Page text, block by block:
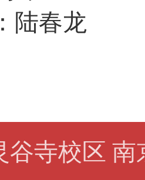
陆春龙
谷寺校区